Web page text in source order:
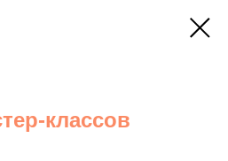
классов